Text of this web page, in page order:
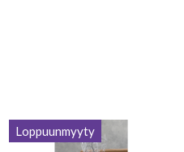
Loppuunmyyty